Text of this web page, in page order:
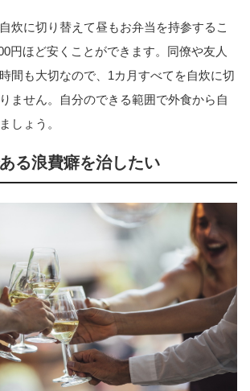
炊に切り替えて昼もお弁当を持参するこ
円ほど安くことができます。同僚や友人
間も大切なので、1カ月すべてを自炊に切
ません。自分のできる範囲で外食から自
しょう。
る浪費癖を治したい